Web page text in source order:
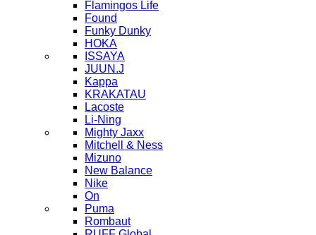
Flamingos Life
Found
Funky Dunky
HOKA
ISSAYA
JUUN.J
Kappa
KRAKATAU
Lacoste
Li-Ning
Mighty Jaxx
Mitchell & Ness
Mizuno
New Balance
Nike
On
Puma
Rombaut